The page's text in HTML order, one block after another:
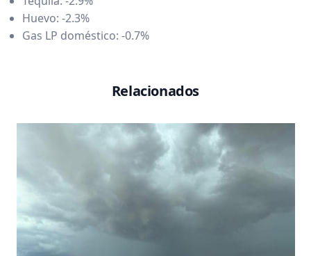
Huevo: -2.3%
Gas LP doméstico: -0.7%
Relacionados